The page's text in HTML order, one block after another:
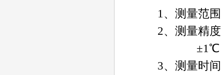
1、测量范
2、测量精
±1℃ （-
3、测量时